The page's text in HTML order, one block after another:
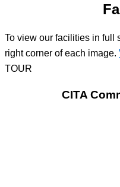
To view our facilities in full
right corner of each image.
TOUR
CITA